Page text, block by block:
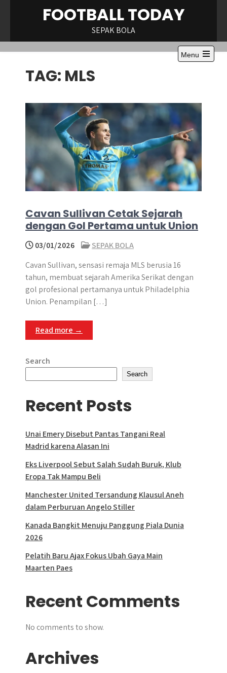
FOOTBALL TODAY
SEPAK BOLA
Menu
Open
TAG: MLS
Cavan Sullivan Cetak Sejarah
dengan Gol Pertama untuk Union
03/01/2026
SEPAK BOLA
Cavan Sullivan, sensasi remaja MLS berusia 16
tahun, membuat sejarah Amerika Serikat dengan
gol profesional pertamanya untuk Philadelphia
Union. Penampilan […]
Read more →
Search
Search
Recent Posts
Unai Emery Disebut Pantas Tangani Real
Madrid karena Alasan Ini
Eks Liverpool Sebut Salah Sudah Buruk, Klub
Eropa Tak Mampu Beli
Manchester United Tersandung Klausul Aneh
dalam Perburuan Angelo Stiller
Kanada Bangkit Menuju Panggung Piala Dunia
2026
Pelatih Baru Ajax Fokus Ubah Gaya Main
Maarten Paes
Recent Comments
No comments to show.
Archives